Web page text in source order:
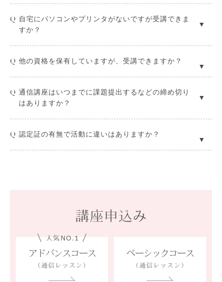
ハウが学べますのでご安心ください。
また、１つ１つ教えてほしいという生徒さま向けにパ
ソコンでのデザイン方法、スマホだけでデザインでき
る方法の2つが学べるデザインスキルアップ講座もご
用意しておりますので、レベルに合わせたスキルアッ
Q 自宅にパソコンやプリンタがないですが受講できま
すか？
れしてりますので、パソコンやプリンタの事前のご準
備は必要ございません。また、パソコンやプリンタが
なくてもロゼット制作は可能ですので資格取得後に活
動に合わせて購入を検討するのもオススメです。購入
Q 他の資格を保有していますが、受講できますか？
ご受講可能です。ぜひ他の資格との違いも楽しんでく
ださると嬉しいです。
Q 通信講座はいつまでに課題提出するなどの締め切り
はありますか？
自身のペースでご受講可能です。
Q 認定証の有無で活動に違いはありますか？
講座申込み
アドバンスコース
（通信レッスン）
ベーシックコース
（通信レッスン）